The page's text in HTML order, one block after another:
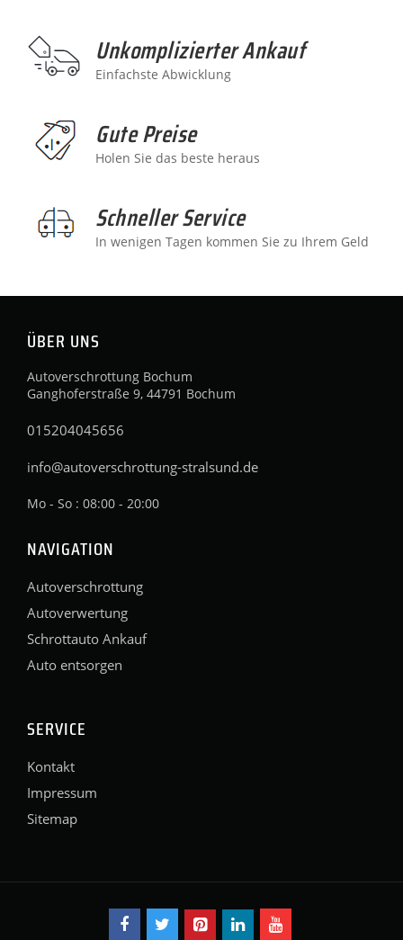
Unkomplizierter Ankauf
Einfachste Abwicklung
Gute Preise
Holen Sie das beste heraus
Schneller Service
In wenigen Tagen kommen Sie zu Ihrem Geld
ÜBER UNS
Autoverschrottung Bochum
Ganghoferstraße 9, 44791 Bochum
015204045656
info@autoverschrottung-stralsund.de
Mo - So : 08:00 - 20:00
NAVIGATION
Autoverschrottung
Autoverwertung
Schrottauto Ankauf
Auto entsorgen
SERVICE
Kontakt
Impressum
Sitemap